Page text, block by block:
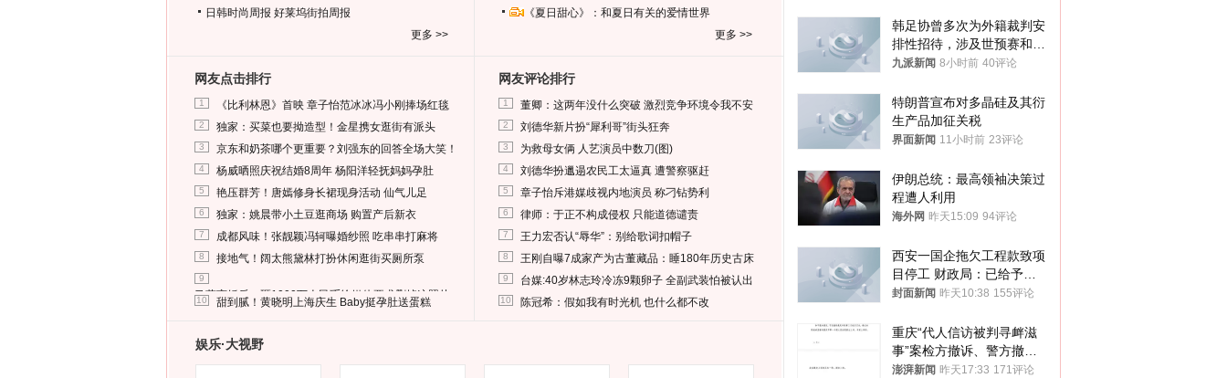
日韩时尚周报 好莱坞街拍周报
更多 >>
《夏日甜心》：和夏日有关的爱情世界
更多 >>
网友点击排行
1 《比利林恩》首映 章子怡范冰冰冯小刚捧场红毯
2 独家：买菜也要拗造型！金星携女逛街有派头
3 京东和奶茶哪个更重要？刘强东的回答全场大笑！
4 杨威晒照庆祝结婚8周年 杨阳洋轻抚妈妈孕肚
5 艳压群芳！唐嫣修身长裙现身活动 仙气儿足
6 独家：姚晨带小土豆逛商场 购置产后新衣
7 成都风味！张靓颖冯轲曝婚纱照 吃串串打麻将
8 接地气！阔太熊黛林打扮休闲逛街买厕所泵
9
马蓉离婚后，砸1000万人民币给媒体要求删掉这照片
10 甜到腻！黄晓明上海庆生 Baby挺孕肚送蛋糕
网友评论排行
1 董卿：这两年没什么突破 激烈竞争环境令我不安
2 刘德华新片扮“犀利哥”街头狂奔
3 为救母女俩 人艺演员中数刀(图)
4 刘德华扮邋遢农民工太逼真 遭警察驱赶
5 章子怡斥港媒歧视内地演员 称刁钻势利
6 律师：于正不构成侵权 只能道德谴责
7 王力宏否认“辱华”：别给歌词扣帽子
8 王刚自曝7成家产为古董藏品：睡180年历史古床
9 台媒:40岁林志玲冷冻9颗卵子 全副武装怕被认出
10 陈冠希：假如我有时光机 也什么都不改
娱乐·大视野
韩足协曾多次为外籍裁判安
排性招待，涉及世预赛和奥
预赛，韩足协回应
九派新闻 8小时前 40评论
特朗普宣布对多晶硅及其衍
生产品加征关税
界面新闻 11小时前 23评论
伊朗总统：最高领袖决策过
程遭人利用
海外网 昨天15:09 94评论
西安一国企拖欠工程款致项
目停工 财政局：已给予处
分，正督促整改
封面新闻 昨天10:38 155评论
重庆“代人信访被判寻衅滋
事”案检方撤诉、警方撤
案，两被告人获国赔
澎湃新闻 昨天17:33 171评论